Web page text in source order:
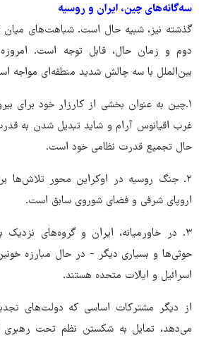
سه‌گانه‌های چین، ایران و روسیه
گذشته نیز، شبیه حال است. شباهت‌های
بین‌الملل با سه چالش شدید منطقه‌ای مواجه
۱.چین به عنوان بخشی از کارزار خود برای
غرب اقیانوس آرام و شاید تبدیل شدن به
حال تجمیع قدرت نظامی خود است.
۲. جنگ روسیه در اوکراین محور تلاش‌ها
اروپای شرقی و فضای شوروی سابق است.
۳. در خاورمیانه، ایران و گروه‌های
حوثی‌ها و بسیاری دیگر - در حال مبارزه
اسرائیل و ایالات متحده هستند.
از دیگر مشترکات اساسی که دولت‌های
می‌دهد، تمایل به شکستن نظم تحت رهبری